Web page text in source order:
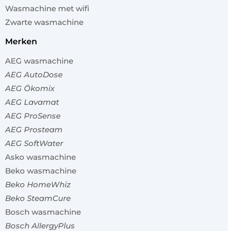
Wasmachine met wifi
Zwarte wasmachine
merken
AEG wasmachine
AEG AutoDose
AEG Ökomix
AEG Lavamat
AEG ProSense
AEG Prosteam
AEG SoftWater
Asko wasmachine
Beko wasmachine
Beko HomeWhiz
Beko SteamCure
Bosch wasmachine
Bosch AllergyPlus